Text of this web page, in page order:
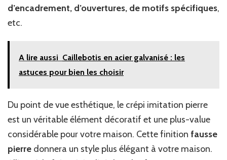
d’encadrement, d’ouvertures, de motifs spécifiques,
etc.
A lire aussi Caillebotis en acier galvanisé : les
astuces pour bien les choisir
Du point de vue esthétique, le crépi imitation pierre
est un véritable élément décoratif et une plus-value
considérable pour votre maison. Cette finition fausse
pierre donnera un style plus élégant à votre maison.